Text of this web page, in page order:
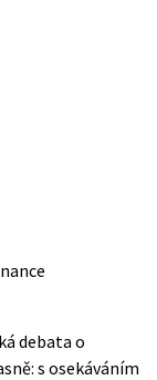
debata o
s osekáváním